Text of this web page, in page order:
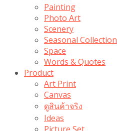
Painting
Photo Art
Scenery
Seasonal Collection
Space
Words & Quotes
Product
Art Print
Canvas
ดูสินค้าจริง
Ideas
Picture Set